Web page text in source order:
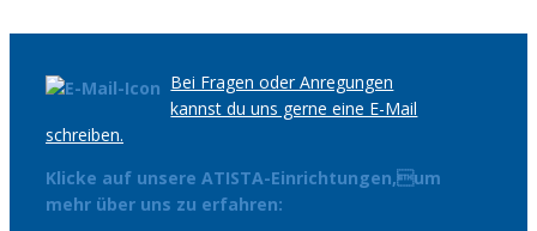
Bei Fragen oder Anregungen
kannst du uns gerne eine E-Mail
schreiben.
Klicke auf unsere ATISTA-Einrichtungen,um
mehr über uns zu erfahren: